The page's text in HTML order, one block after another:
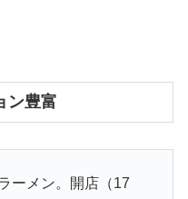
ン豊富
ーメン。開店（17